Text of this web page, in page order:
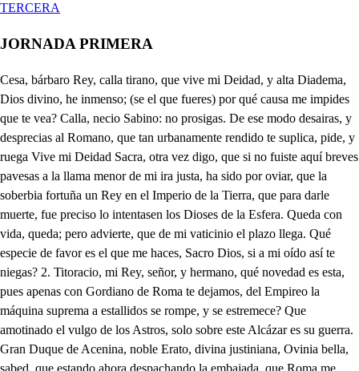
TERCERA
JORNADA PRIMERA
Cesa, bárbaro Rey, calla tirano, que vive mi Deidad, y alta Diadema, Dios divino, he inmenso; (se el que fueres) por qué causa me impides que te vea? Calla, necio Sabino: no prosigas. De ese modo desairas, y desprecias al Romano, que tan urbanamente rendido te suplica, pide, y ruega Vive mi Deidad Sacra, otra vez digo, que si no fuiste aquí breves pavesas a la llama menor de mi ira justa, ha sido por oviar, que la soberbia fortuña un Rey en el Imperio de la Tierra, que para darle muerte, fue preciso lo intentasen los Dioses de la Esfera. Queda con vida, queda; pero advierte, que de mi vaticinio el plazo llega. Qué especie de favor es el que me haces, Sacro Dios, si a mi oído así te niegas? 2. Titoracio, mi Rey, señor, y hermano, qué novedad es esta, pues apenas con Gordiano de Roma te dejamos, del Empireo la máquina suprema a estallidos se rompe, y se estremece? Que amotinado el vulgo de los Astros, solo sobre este Alcázar es su guerra. Gran Duque de Acenina, noble Erato, divina justiniana, Ovinia bella, sabed, que estando ahora despachando la embajada, que Roma me presenta con Gordiano, los Dioses se alteraron, aplaudiendo, sin duda, mi respuesta. Por saber hoy la causa, he de seguirte: ay Justiniana bella! Bien se deja ver, cuan grande es mi amor en tu holocausto, cuando unas confusiones tan tremendas de tu belleza, aún no me han separado, Y el Tiber, batallando entre sus peñas, en torres cristalinas se remonta a luchar con el Polo, y las Estrellas. . Príncipe de Sabinia, invicto Tacio, qué confusión en tu Palacio es esta? porque están mis sentidos en ti misma. . Aún más que tú, hay Gordiano! a sentir llego la respuesta, que a Rómulo le llevas, infeliz embajada fue la tuya; antes yo, hubiera muerto, que tal viera. . O que envidia que tengo, al ver cuan fino Erato a justiniana la venera! . Qué congoja igualará a mi congoja, a no ver, que los Dioses, en defensa de Rómulo, y de mis, se han irritado contra el necio Sabino, Cual qué atruena! A seor Embajador, a seor Gordiano; como en mitad de Invierno el Cielo truena? Disteis ya la embajada? Qué es aquesto? Cesa Libelo: ay Cielos! Cesa, cesa, que he de hacerte un estracto de mis males. Pues yo ofrezco escucharte, ea empieza. Gordiano, Varón de Umbría soy, donde venturas tantas logré de los altos Dioses, que ellas mismas me anunciaba que para ser desdichado, siendo dichoso empezaba. Tan feliz, en fin, viví, que no habiendo quien turbara mi suave tranquilidad, disfruté edades bien largas Pues yo ofrezco escucharte, ea empieza. tanta quietud, que el valor ya se corría, y ajaba. Cansado, pues, de tal ocio, pretendí apurar las causas naturales, penetrar y las más profundas, y sabias Ciencias, partí a Alejandria a inquirirlas, y estudiarlas. Volví a Ombría de allí a breves años, (nunca yo tornara) a tiempo, que por la muerte de Roma, (Mujer tan sabia, tan varonil, y valiente, que llegó a emprender ufana, facción, que solo al mayor Legislador fuera dada) pues fundó aquesa Ciudad en las anchurosas faldas de los eminentes siete Babilonia, que el ser esta Montes, que el gran Tiber baña, y la dio su mismo nombre, por memoria de su hazaña: y en los postrimeros lances de su heroica vida, aclama por Dueño árbitro absoluto de su nueva Isla Romana, a Rómulo; ese famoso Campeón, hijo de la Sacra Pues yo ofrezco escucharte, ea empieza. belica Deidad de Marte, quien al instante se trata jurar Rey de aquese Pueblo; y al advertir, que a sus altas proezas venía estrecho, grande ambición; pero hidalga) todo el ámbito del Orbe dio muestras, de que intentaba dilatarle; pues en tiempo (empresa bien celebrada!) de seis meses, ensanchó a Roma, desde la playa del Tiber, hasta la cumbre de la celebre Montaña del Palatino, quedando desde hoy tan asimilada a la que en Siria fundó Semíramís, que no se halla más difetencia entre Roma, y entre la siempre turbada Babilonia, que el ser esta antes, que Roma fundada, Bien su confusión lo dice; pues con ser tan elevada A2 a los Astros la granmente de Rómulo, precisada se miró hoy a valerse de ajena dirección, para su heroica población nueva, pues ya perplejo brindaba con su lado, y su dominio, a cuantos nobles en armas, y letras expertos fuesen. Yo entonces, como anhelaba por calar los movimientos, y operaciones, que usaba en su fundación, dispuse profesar, por esta causa, con Rómulo la amistad, que firme mi pecho guarda. Viendo, en fin, Rómulo a Roma de Varones inundada, y viendo también, que Roma en sus principios labraba sus fines, y sus exequias, por la tan sensible falta de mujeres, resolvió prudente, solicitarlas en las Ciudades vecinas. Despachó tres Embajadas, muy atentas, y corteses; la una, al Duque de Toscana; con Salinator; la otra, con Cameratio, a la alta Ciudad de Espeleto; y yo a Sabinia. (ay, justiniana!) Seis días ha, que llegué a esta Ciudad, y las gradas de este Palacio pisé; y porque Tacio se hallaba ocupado, y divertido, fue fuerza se dilatara mi Embajada, hasta este día: pero aún antes, que dejara aquel día estos Salones, vi a la hermosa justiniana, Beldad, aún más que Divina, del Rey Titoracio hermana; y al mirarla, tan turbado quedé, (ay Cielo!) que juzgaba. que era el Soberano Templo de Venus, el que ocupaba: pues la rodilla en la tierra puse, y la vista inclinada a su hermosura, de modo la creía, y contemplaba Venus, que cruzando entonces por el retrete una Dama suya, con un braserito de oro, lleno de ascuas, saqué muy breve del pecho una inapreciable caja, la que de fragrante aroma una porción encerraba: y viendo que Cintra (así aquesta Dama se llama) se iba, sin hacer reparo en mí, la dije así: Magna Sacerdotisa, decidme: en qué mi devoción falta hoy al Rito, y a la Ley de este Templo, que te apartas, y huyes de mí, sin querer ver la ofrenda, ni acetarla? Llega, así te guarde Apolo, (proseguí) que con el alma te lo ruego, admite esta víctima mía; palabras tales moverla puditron, a que a mi voz se acercara, y entonces vertí en el fuego el olorifico ámbar, que en diluvios de perfumes, condensó toda esa estancia; y ella, al mirar tal acción, a risa se provocaba mas yo irritado, y severo, la dije: Mi pecho extraña mucho, la descompostura, e irreverencia; que halla en vos, pues al Simulacro, Altar, y obsequiadas Arás, la espalda volvéis; y admito, que quien ayer procuraba la devoción, y el fervor en los humanos, hoy haga sacrílegamente, que esta Ley quede violada. Raro frenesí, por cierto, Caballero, os avasalla! Nunca vi loco de más exquisita extrabagancia, respondiome, y me dejó; y al golpe de burla tanta, volví de improviso en mí: que si es el ruido aldabada, que despierta a el que en el sueño fluctua, cuando la magía de su deseo le finge glorias, y fortunas vagas: Para despertarme, qué: más ruido necesitaba, que la injuria con que Cintia al despedirse me habla? Vuelto, en fin, de este accidente, discurría, imaginaba (aunque en vano) en minorar su curso a la Tona, para volver el siguiente día a esta Esfera Soberana, donde siempre estaba fijo, apenas volvía el Alba. Hoy llego el caso, que el Rey Tacio, saber deseaba de mi Embajada el resumen; y entré a su Retrete a darla. Saludole en nombre de las Deidades Sacrosantas, y de Rómulo, mi Amigo, cuando aún antes que acabara yo de expresar el proyecto de mi atenta, y cortesana congruencia, su sitial dejo, diciendo en voz alta: A ese Idumeo; a ese hijo (ta expurio, nacido de aquella inna- sacrílega, le decid, que yo no doy mis Vasallas para esposas de los viles vándidos, que le acompañan. No bien había formado tan afrentosas palabras, cuando en la espada la mano puse, de cólera, y rabia; para embestirlo, y matarlo; y sin duda lo lograra, si no se hubiera interpuesto entre su vida, y mi saña toda la Deidad de jove; pues extremeció ese Mapa zafírico de los Astros, y colérico amenaza con sus rayos al Sabino, poniendo al Empireo en arma ruidosa, (como ya oístes ahora, cuando la causa me preguntastes) por darle a entender lo injusta, y mala, que había sido su respuesta; pues el Cielo se inquietaba. Tú dirás; (ay de mí triste!) que si se irritó mi saña contra Tacio, fue por ver, que a Rómulo le injuriaba, y a mí también. (ay Libelo. Si esto imaginas, te engañas; que mi furor nace solo (a quí el aliento me falta!) de haberme obligado Tacio, a que de Sabinia salga ahora al punto, para nunca jamás volver a pisarla perdiendo de aquesta suerte (nus la Beldad más Soberana que vio el Mundo: y pues que Ve ha dispuesto, (ay justiviana!) que yo te pierda, (qué ahogo! de ella he de tomar venganza vive el Cielo! podrá poco mi estudio, cuando no valga para destruir, y dar su Doctrina, y Ley por falsa. No he de cesar, hasta ver sus Templos, y sus Estatuas, profanados, y resueltos en humo, en polvo, y en nada, para que los Orbes digan, que aún las Deidades Sagradas ofendidas de Gordiano fueron hoy, y no vengadas. . No he visto en mi vida hom- de barbaridad más rara, (bre como querer aporrearse a con Venus; y me alegrara, que la estripara, por ver a Venus despanzurrada, Príncipes valerosos, yo no quiero nada emprender, por solo mi dictamen, sin que de vuestro pecho haga primero del mejor parecer un cuerdo examen; que este es caso tan arduo, y tan severo, que quise para entrar en su certamen de Majestad Augusta, y Regia, armarme la que prodigo el hado quiso darme. a Venus despanzurrada, No importa, que el tirano de Toscana, y el de Viter, tan mal os despachase, que yo me vengaré de ellos mañana, y de Tacio, que aún es de mayor clase contrario; pues ahora ante Diana orando, merecí me revelase, que el Sabivo, imprudente, y mal sañudo, a Gordiano ultrajó. (dolor agudo!) Esto supuesto, Amigos, yo he pensado darles a mis Vasallos con cautela lazos dulces de amor; mas mi cuidado, en encontrar el modo se desvela. estilo hallará el pecho lo que anhela? Decidme los Aquí a vuestra elegante elección dejo que examine el arbitrio, y el consejo. Rómulo Soberanó! . Gran Monarca! De cuanto baña el Tiber, y de cuanto el Palatino Monte altivó abarca! Cuyo aliento venera el Mundo tanto. Que ya como caudillo de la parc